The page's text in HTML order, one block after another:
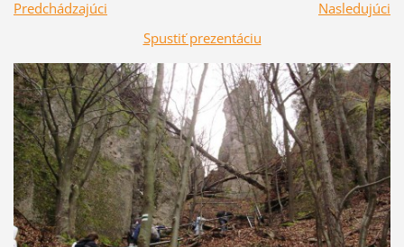
Predchádzajúci
Nasledujúci
Spustiť prezentáciu